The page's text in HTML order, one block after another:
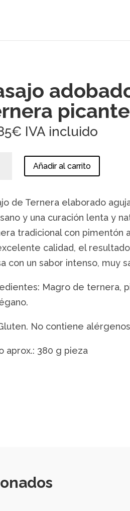
picante
€ IVA incluido
Añadir al carrito
de Ternera elaborado
y una curación lenta y
tradicional con pimentón
calidad, el
con un sabor intenso, muy
Magro de ternera,
No contiene alérgenos
aprox.: 380 g pieza